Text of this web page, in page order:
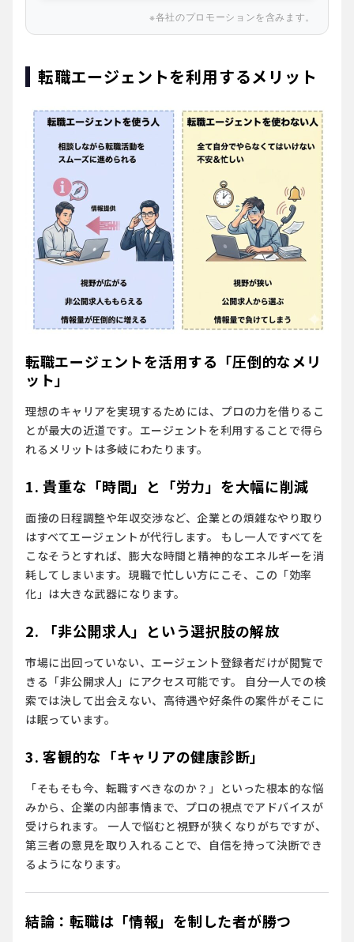
※各社のプロモーションを含みます。
転職エージェントを利用するメリット
転職エージェントを活用する「圧倒的なメリ
ット」
理想のキャリアを実現するためには、プロの力を借りるこ
とが最大の近道です。エージェントを利用することで得ら
れるメリットは多岐にわたります。
1. 貴重な「時間」と「労力」を大幅に削減
面接の日程調整や年収交渉など、企業との煩雑なやり取り
はすべてエージェントが代行します。 もし一人ですべてを
こなそうとすれば、膨大な時間と精神的なエネルギーを消
耗してしまいます。現職で忙しい方にこそ、この「効率
化」は大きな武器になります。
2. 「非公開求人」という選択肢の解放
市場に出回っていない、エージェント登録者だけが閲覧で
きる「非公開求人」にアクセス可能です。 自分一人での検
索では決して出会えない、高待遇や好条件の案件がそこに
は眠っています。
3. 客観的な「キャリアの健康診断」
「そもそも今、転職すべきなのか？」といった根本的な悩
みから、企業の内部事情まで、プロの視点でアドバイスが
受けられます。 一人で悩むと視野が狭くなりがちですが、
第三者の意見を取り入れることで、自信を持って決断でき
るようになります。
結論：転職は「情報」を制した者が勝つ